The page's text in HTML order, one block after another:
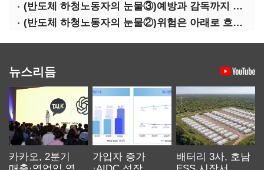
(반도체 하청노동자의 눈물③)예방과 감독까지 기업 책임
(반도체 하청노동자의 눈물②)위험은 아래로 흐른다
뉴스리듬
카카오, 2분기
가입자 증가
배터리 3사, 호남